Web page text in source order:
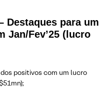
Destaques para um
Jan/Fev’25 (lucro
positivos com um lucro